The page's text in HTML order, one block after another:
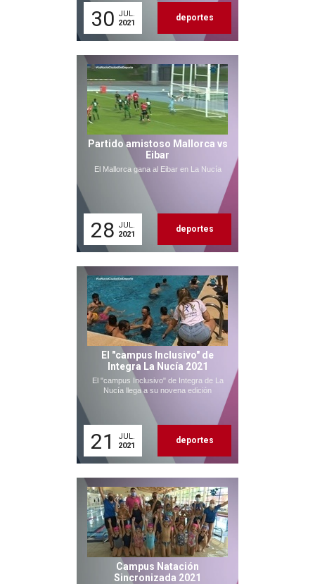
30 JUL.
2021
deportes
Partido amistoso Mallorca vs
Eibar
El Mallorca gana al Eibar en La Nucía
28 JUL.
2021
deportes
El "campus Inclusivo" de
Integra La Nucía 2021
El "campus Inclusivo" de Integra de La
Nucía llega a su novena edición
21
JUL.
2021
deportes
Campus Natación
Sincronizada 2021